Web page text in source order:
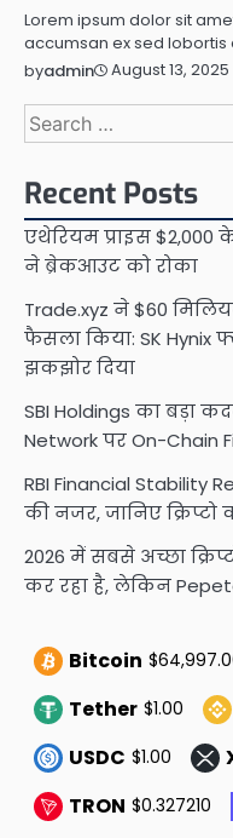
Lorem ipsum dolor sit
accumsan ex sed lobortis
byadmin August 13, 2025
Search
for:
Recent Posts
एथेरियम प्राइस
ने ब्रेकआउट को रोका
Trade.xyz ने $60
फैसला किया: SK Hynix
झकझोर दिया
SBI Holdings का बड़ा
Network पर On-Chain
RBI Financial Stability
की नजर, जानिए क्रिप्टो
2026 में सबसे अच्छा
कर रहा है, लेकिन
Bitcoin
Tether $1.00
USDC $1.00
TRON $0.327210